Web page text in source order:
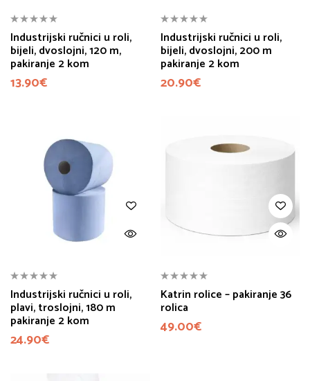
Industrijski ručnici u roli,
bijeli, dvoslojni, 120 m,
pakiranje 2 kom
13.90€
Industrijski ručnici u roli,
bijeli, dvoslojni, 200 m
pakiranje 2 kom
20.90€
Industrijski ručnici u roli,
plavi, troslojni, 180 m
pakiranje 2 kom
24.90€
Katrin rolice – pakiranje 36
rolica
49.00€